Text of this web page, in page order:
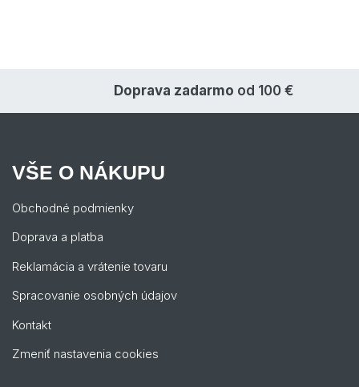
Doprava zadarmo od 100 €
VŠE O NÁKUPU
Obchodné podmienky
Doprava a platba
Reklamácia a vrátenie tovaru
Spracovanie osobných údajov
Kontakt
Zmeniť nastavenia cookies